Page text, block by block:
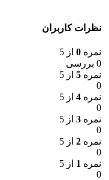
نظرات کاربران
نمره 0 از 5
0 بررسی
نمره 5 از 5
0
نمره 4 از 5
0
نمره 3 از 5
0
نمره 2 از 5
0
نمره 1 از 5
0